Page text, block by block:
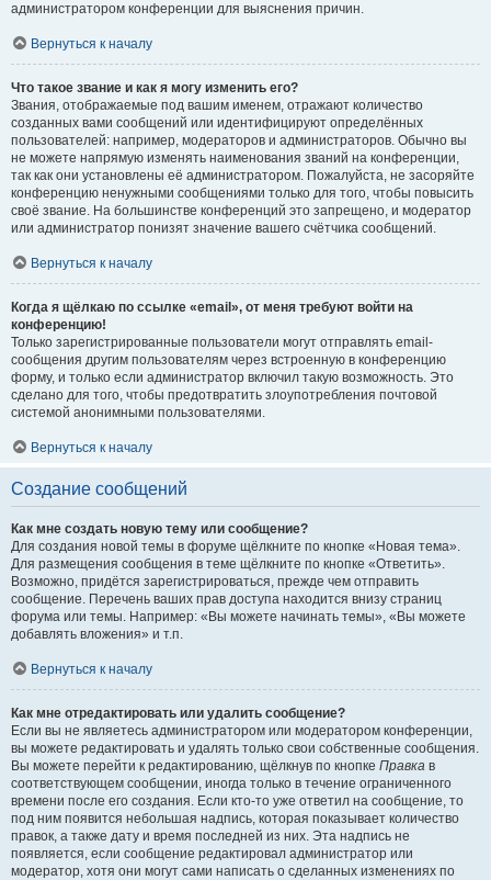
администратором конференции для выяснения причин.
Вернуться к началу
Что такое звание и как я могу изменить его?
Звания, отображаемые под вашим именем, отражают количество
созданных вами сообщений или идентифицируют определённых
пользователей: например, модераторов и администраторов. Обычно вы
не можете напрямую изменять наименования званий на конференции,
так как они установлены её администратором. Пожалуйста, не засоряйте
конференцию ненужными сообщениями только для того, чтобы повысить
своё звание. На большинстве конференций это запрещено, и модератор
или администратор понизят значение вашего счётчика сообщений.
Вернуться к началу
Когда я щёлкаю по ссылке «email», от меня требуют войти на
конференцию!
Только зарегистрированные пользователи могут отправлять email-
сообщения другим пользователям через встроенную в конференцию
форму, и только если администратор включил такую возможность. Это
сделано для того, чтобы предотвратить злоупотребления почтовой
системой анонимными пользователями.
Вернуться к началу
Создание сообщений
Как мне создать новую тему или сообщение?
Для создания новой темы в форуме щёлкните по кнопке «Новая тема».
Для размещения сообщения в теме щёлкните по кнопке «Ответить».
Возможно, придётся зарегистрироваться, прежде чем отправить
сообщение. Перечень ваших прав доступа находится внизу страниц
форума или темы. Например: «Вы можете начинать темы», «Вы можете
добавлять вложения» и т.п.
Вернуться к началу
Как мне отредактировать или удалить сообщение?
Если вы не являетесь администратором или модератором конференции,
вы можете редактировать и удалять только свои собственные сообщения.
Вы можете перейти к редактированию, щёлкнув по кнопке Правка в
соответствующем сообщении, иногда только в течение ограниченного
времени после его создания. Если кто-то уже ответил на сообщение, то
под ним появится небольшая надпись, которая показывает количество
правок, а также дату и время последней из них. Эта надпись не
появляется, если сообщение редактировал администратор или
модератор, хотя они могут сами написать о сделанных изменениях по